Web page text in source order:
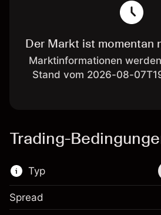
Der Markt ist momentan
Marktinformationen
Stand vom 2026-08-
Trading-
Typ
Dieses Finanzinstrument
Spread